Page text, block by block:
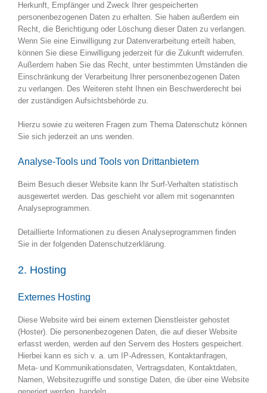
Herkunft, Empfänger und Zweck Ihrer gespeicherten
personenbezogenen Daten zu erhalten. Sie haben außerdem ein
Recht, die Berichtigung oder Löschung dieser Daten zu verlangen.
Wenn Sie eine Einwilligung zur Datenverarbeitung erteilt haben,
können Sie diese Einwilligung jederzeit für die Zukunft widerrufen.
Außerdem haben Sie das Recht, unter bestimmten Umständen die
Einschränkung der Verarbeitung Ihrer personenbezogenen Daten
zu verlangen. Des Weiteren steht Ihnen ein Beschwerderecht bei
der zuständigen Aufsichtsbehörde zu.
Hierzu sowie zu weiteren Fragen zum Thema Datenschutz können
Sie sich jederzeit an uns wenden.
Analyse-Tools und Tools von Dritt­anbietern
Beim Besuch dieser Website kann Ihr Surf-Verhalten statistisch
ausgewertet werden. Das geschieht vor allem mit sogenannten
Analyseprogrammen.
Detaillierte Informationen zu diesen Analyseprogrammen finden
Sie in der folgenden Datenschutzerklärung.
2. Hosting
Externes Hosting
Diese Website wird bei einem externen Dienstleister gehostet
(Hoster). Die personenbezogenen Daten, die auf dieser Website
erfasst werden, werden auf den Servern des Hosters gespeichert.
Hierbei kann es sich v. a. um IP-Adressen, Kontaktanfragen,
Meta- und Kommunikationsdaten, Vertragsdaten, Kontaktdaten,
Namen, Websitezugriffe und sonstige Daten, die über eine Website